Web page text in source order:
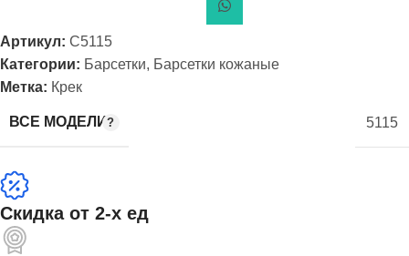
Артикул: С5115
Категории: Барсетки, Барсетки кожаные
Метка: Крек
ВСЕ МОДЕЛИ 5115
Скидка от 2-х ед